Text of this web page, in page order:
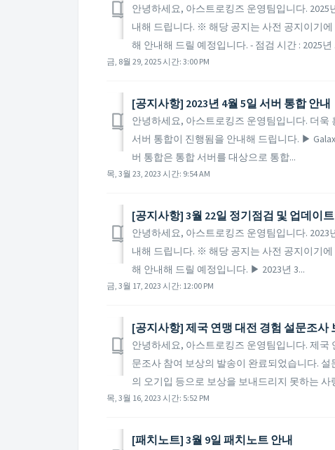
안녕하세요, 아스트로킹즈 운영팀입니다.
내해 드립니다. ※ 해당 공지는 사전 공지이기
해 안내해 드릴 예정입니다. - 점검 시간 : 2025년
금, 8월 29, 2025 시간: 3:00 PM
[공지사항] 2023년 4월 5일 서버 통합 안내
안녕하세요, 아스트로킹즈 운영팀입니다. 더욱
서버 통합이 진행됨을 안내해 드립니다. ▶
버 통합은 통합 서버를 대상으로 통합...
목, 3월 23, 2023 시간: 9:54 AM
[공지사항] 3월 22일 정기점검 및 업데이
안녕하세요, 아스트로킹즈 운영팀입니다.
내해 드립니다. ※ 해당 공지는 사전 공지이기
해 안내해 드릴 예정입니다. ▶ 2023년 3...
금, 3월 17, 2023 시간: 12:00 PM
[공지사항] 제국 연맹 대전 경험 설문조사
안녕하세요, 아스트로킹즈 운영팀입니다. 제국
문조사 참여 보상의 발송이 완료되었습니다.
의 오기입 등으로 보상을 보내드리지 못하는 사
목, 3월 16, 2023 시간: 5:52 PM
​[패치노트] 3월 9일 패치노트 안내